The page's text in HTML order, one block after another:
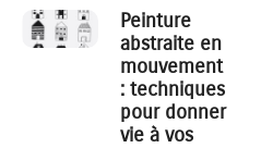
Peinture
abstraite en
mouvement
: techniques
pour donner
vie à vos